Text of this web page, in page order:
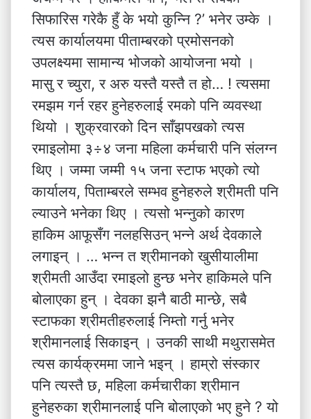
सिफारिस गरेकै हुँ के भयो कुन्नि ?’ भनेर उम्के ।
त्यस कार्यालयमा पीताम्बरको प्रमोसनको
उपलक्ष्यमा सामान्य भोजको आयोजना भयो ।
मासु र च्युरा, र अरु यस्तै यस्तै त हो… ! त्यसमा
रमझम गर्न रहर हुनेहरुलाई रमको पनि व्यवस्था
थियो । शुक्रवारको दिन साँझपखको त्यस
रमाइलोमा ३÷४ जना महिला कर्मचारी पनि संलग्न
थिए । जम्मा जम्मी १५ जना स्टाफ भएको त्यो
कार्यालय, पिताम्बरले सम्भव हुनेहरुले श्रीमती पनि
ल्याउने भनेका थिए । त्यसो भन्नुको कारण
हाकिम आफूसँग नलहसिउन् भन्ने अर्थ देवकाले
लगाइन् । … भन्न त श्रीमानको खुसीयालीमा
श्रीमती आउँदा रमाइलो हुन्छ भनेर हाकिमले पनि
बोलाएका हुन् । देवका झनै बाठी मान्छे, सबै
स्टाफका श्रीमतीहरुलाई निम्तो गर्नु भनेर
श्रीमानलाई सिकाइन् । उनकी साथी मथुरासमेत
त्यस कार्यक्रममा जाने भइन् । हाम्रो संस्कार
पनि त्यस्तै छ, महिला कर्मचारीका श्रीमान
हुनेहरुका श्रीमानलाई पनि बोलाएको भए हुने ? यो